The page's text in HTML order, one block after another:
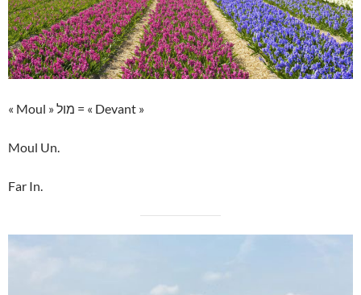
« Moul » מול = « Devant »
Moul Un.
Far In.